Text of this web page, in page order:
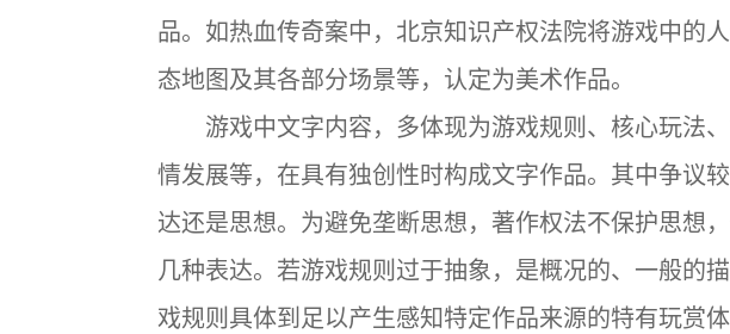
品。如热血传奇案中，北京知识产权法院将游戏中的
态地图及其各部分场景等，认定为美术作品。
游戏中文字内容，多体现为游戏规则、核心玩法、
情发展等，在具有独创性时构成文字作品。其中争议
达还是思想。为避免垄断思想，著作权法不保护思想
几种表达。若游戏规则过于抽象，是概况的、一般的
戏规则具体到足以产生感知特定作品来源的特有玩赏